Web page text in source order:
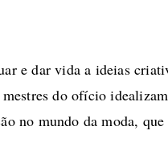
e dar vida a ideias
do ofício
no mundo da moda,